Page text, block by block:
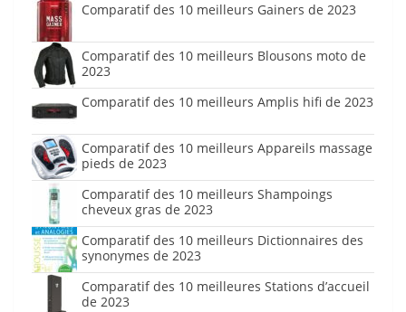
Comparatif des 10 meilleurs Gainers de 2023
Comparatif des 10 meilleurs Blousons moto de
2023
Comparatif des 10 meilleurs Amplis hifi de 2023
Comparatif des 10 meilleurs Appareils massage
pieds de 2023
Comparatif des 10 meilleurs Shampoings
cheveux gras de 2023
Comparatif des 10 meilleurs Dictionnaires des
synonymes de 2023
Comparatif des 10 meilleures Stations d’accueil
de 2023